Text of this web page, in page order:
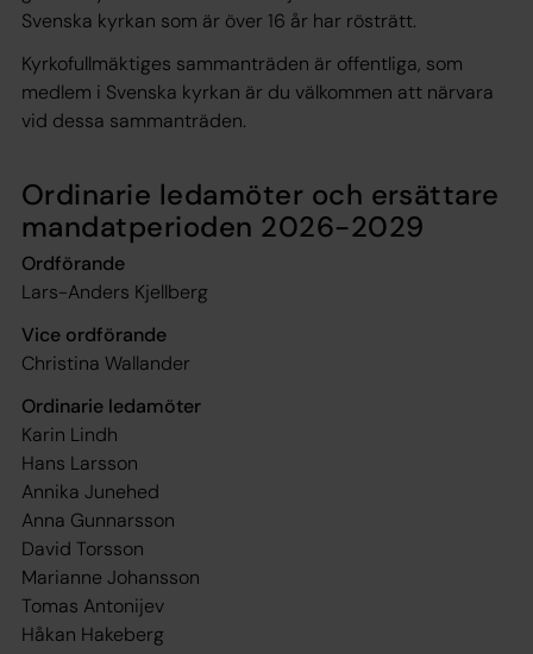
Svenska kyrkan som är över 16 år har rösträtt.
Kyrkofullmäktiges sammanträden är offentliga, som
medlem i Svenska kyrkan är du välkommen att närvara
vid dessa sammanträden.
Ordinarie ledamöter och ersättare
mandatperioden 2026-2029
Ordförande
Lars-Anders Kjellberg
Vice ordförande
Christina Wallander
Ordinarie ledamöter
Karin Lindh
Hans Larsson
Annika Junehed
Anna Gunnarsson
David Torsson
Marianne Johansson
Tomas Antonijev
Håkan Hakeberg